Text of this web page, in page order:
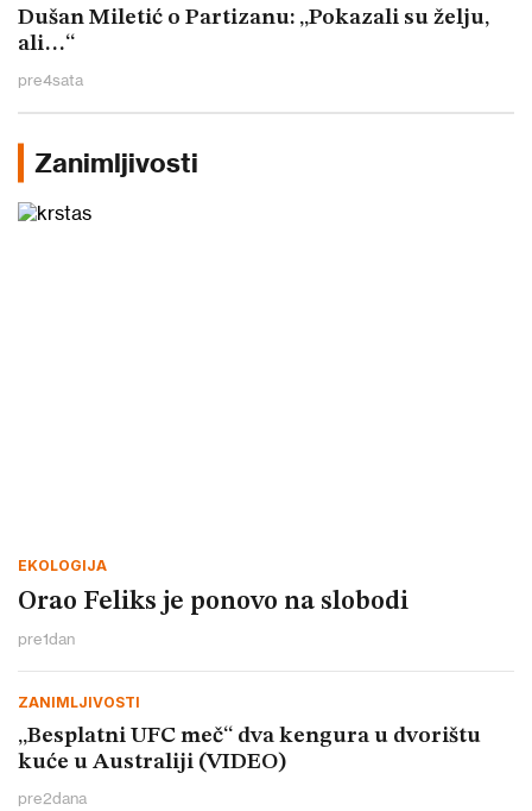
Dušan Miletić o Partizanu: „Pokazali su želju,
ali…“
pre4sata
Zanimljivosti
EKOLOGIJA
Orao Feliks je ponovo na slobodi
pre1dan
ZANIMLJIVOSTI
„Besplatni UFC meč“ dva kengura u dvorištu
kuće u Australiji (VIDEO)
pre2dana